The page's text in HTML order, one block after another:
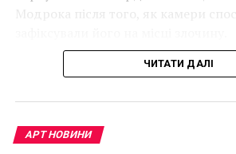
Сергей Поляков “Летний вечер”
впевнений, що
усвідомлює
наслідки для
Модрока після того, як камери
ЧИТАТИ ДАЛІ
АРТ НОВИНИ